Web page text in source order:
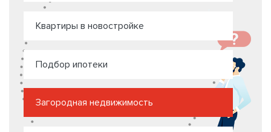
Квартиры в новостройке
Подбор ипотеки
Загородная недвижимость